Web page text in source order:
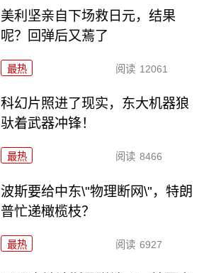
美利坚亲自下场救日元，结果
呢？回弹后又蔫了
最热 阅读 12061
科幻片照进了现实，东大机器狼
驮着武器冲锋！
最热 阅读 8466
波斯要给中东\"物理断网\"，特朗
普忙递橄榄枝？
最热 阅读 6927